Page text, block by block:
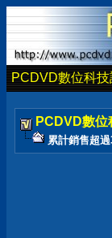
PCDVD數位科
PCDVD數位
累計銷售超